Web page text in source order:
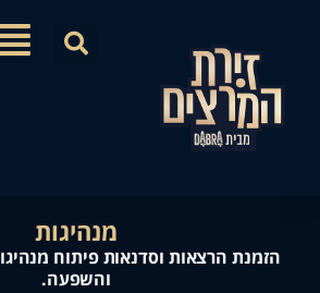
מנהיגות
הרצאות וסדנאות פיתוח מנהיגות:
והשפעה.